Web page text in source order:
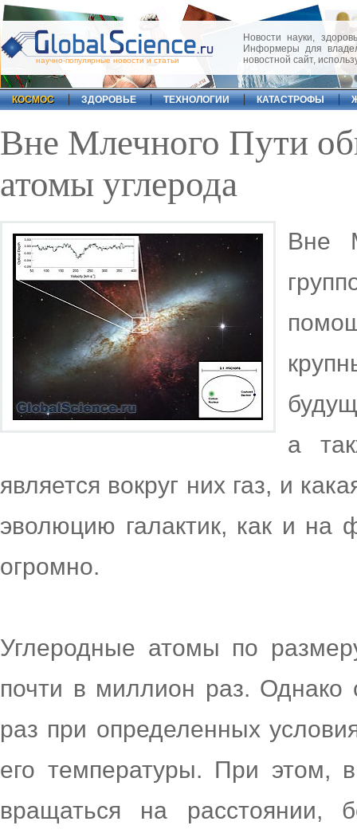
научно-популярные новости и статьи
Новости науки,
Информеры для
новостной сайт,
КОСМОС ЗДОРОВЬЕ ТЕХНОЛОГИИ КАТАСТРОФЫ
Вне Млечного Пути
атомы углерода
Вне
а
является вокруг них газ, и
эволюцию галактик, как и на
огромно.
Углеродные атомы по
почти в миллион раз.
раз при определенных
его температуры. При этом,
вращаться на